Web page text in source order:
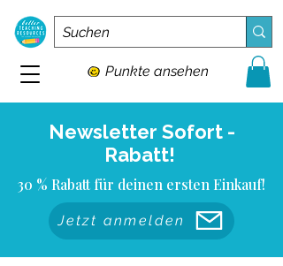
Punkte ansehen
Newsletter Sofort -
Rabatt!
30 % Rabatt für deinen ersten Einkauf!
Jetzt anmelden